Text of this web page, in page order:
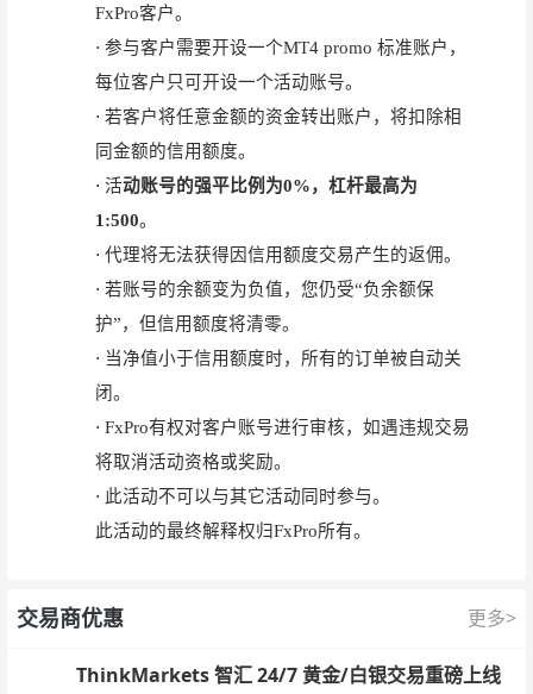
FxPro客户。
· 参与客户需要开设一个MT4 promo 标准账户，
每位客户只可开设一个活动账号。
· 若客户将任意金额的资金转出账户，将扣除相
同金额的信用额度。
· 活动账号的强平比例为0%，杠杆最高为
1:500。
· 代理将无法获得因信用额度交易产生的返佣。
· 若账号的余额变为负值，您仍受“负余额保
护”，但信用额度将清零。
· 当净值小于信用额度时，所有的订单被自动关
闭。
· FxPro有权对客户账号进行审核，如遇违规交易
将取消活动资格或奖励。
· 此活动不可以与其它活动同时参与。
此活动的最终解释权归FxPro所有。
交易商优惠 更多>
ThinkMarkets 智汇 24/7 黄金/白银交易重磅上线